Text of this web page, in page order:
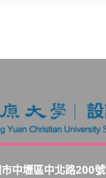
中壢區中北路200號